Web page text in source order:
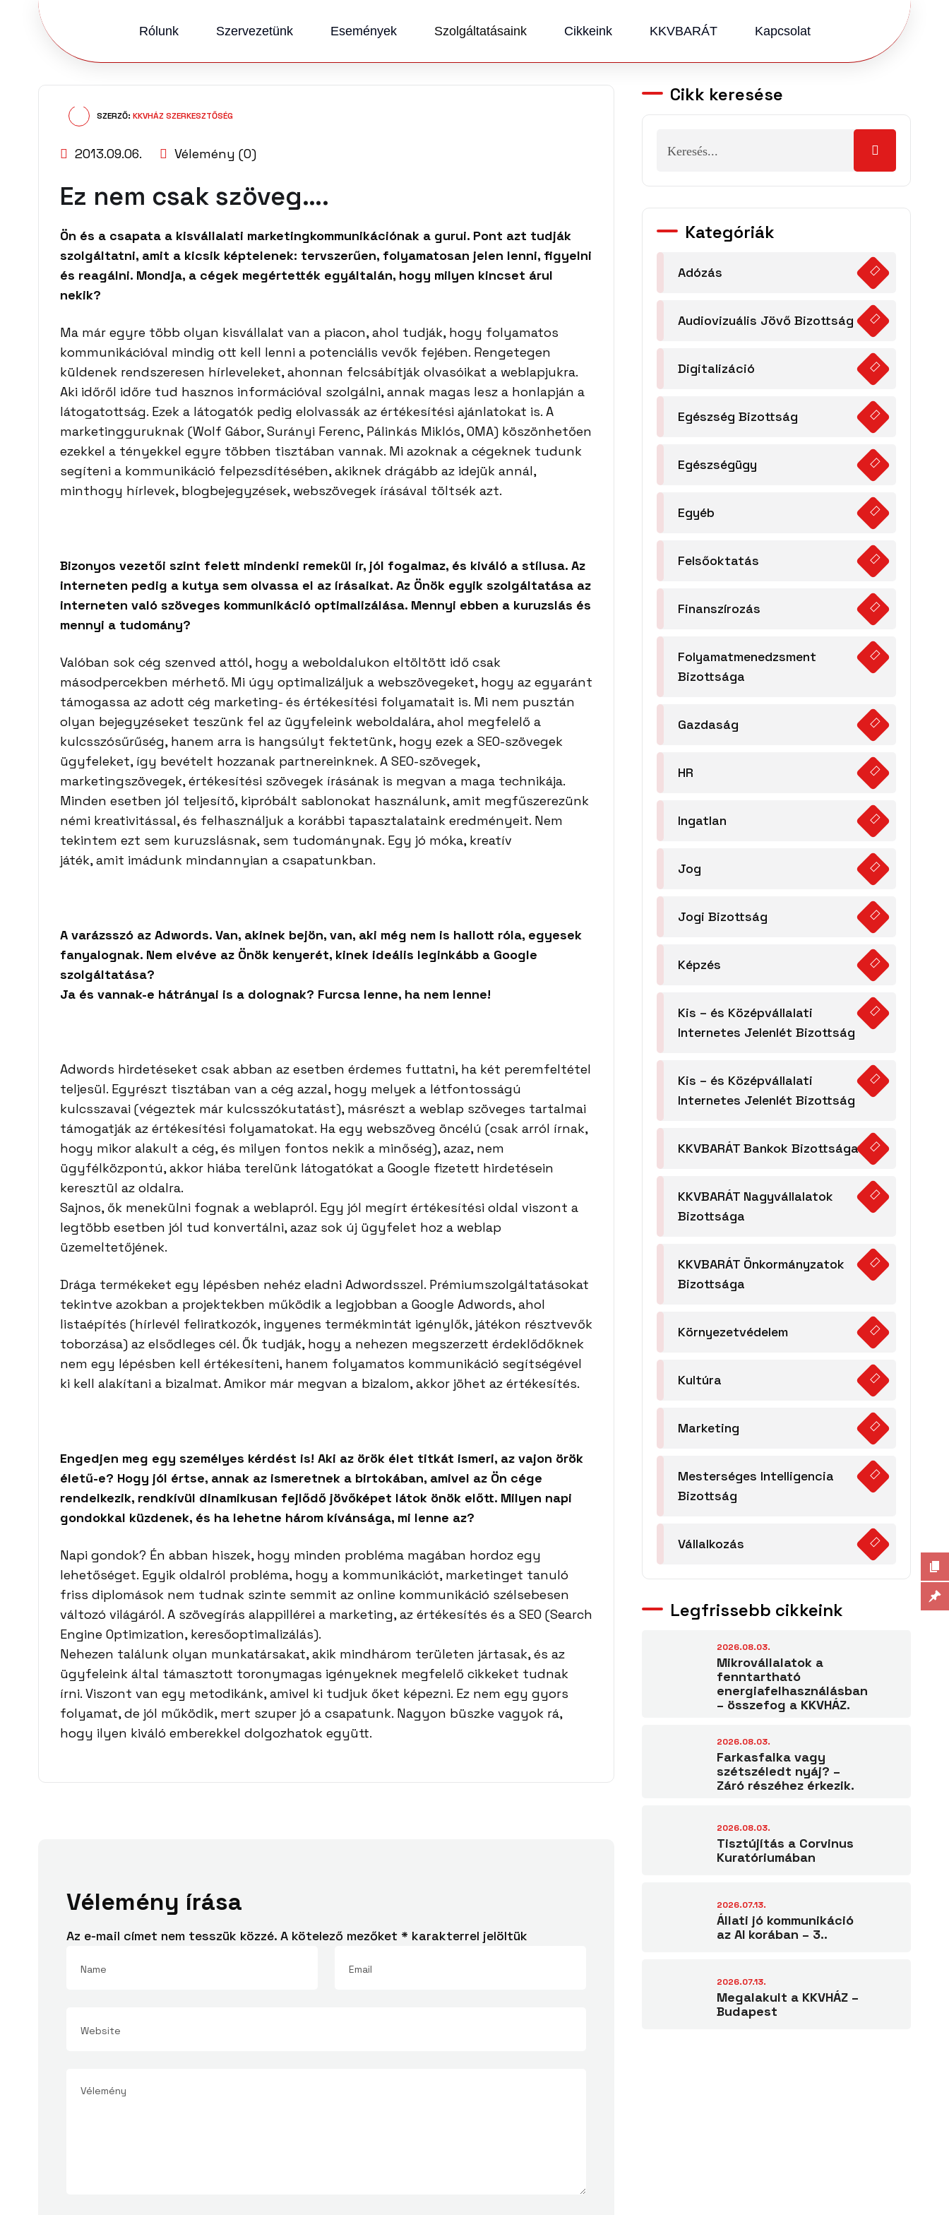
Rólunk Szervezetünk Események Szolgáltatásaink Cikkeink KKVBARÁT Kapcsolat
SZERZŐ: KKVHÁZ SZERKESZTŐSÉG
2013.09.06. Vélemény (0)
Ez nem csak szöveg….
Ön és a csapata a kisvállalati marketingkommunikációnak a gurui. Pont azt tudják
szolgáltatni, amit a kicsik képtelenek: tervszerűen, folyamatosan jelen lenni, figyelni
és reagálni. Mondja, a cégek megértették egyáltalán, hogy milyen kincset árul
nekik?
Ma már egyre több olyan kisvállalat van a piacon, ahol tudják, hogy folyamatos
kommunikációval mindig ott kell lenni a potenciális vevők fejében. Rengetegen
küldenek rendszeresen hírleveleket, ahonnan felcsábítják olvasóikat a weblapjukra.
Aki időről időre tud hasznos információval szolgálni, annak magas lesz a honlapján a
látogatottság. Ezek a látogatók pedig elolvassák az értékesítési ajánlatokat is. A
marketingguruknak (Wolf Gábor, Surányi Ferenc, Pálinkás Miklós, OMA) köszönhetően
ezekkel a tényekkel egyre többen tisztában vannak. Mi azoknak a cégeknek tudunk
segíteni a kommunikáció felpezsdítésében, akiknek drágább az idejük annál,
minthogy hírlevek, blogbejegyzések, webszövegek írásával töltsék azt.
Bizonyos vezetői szint felett mindenki remekül ír, jól fogalmaz, és kiváló a stílusa. Az
interneten pedig a kutya sem olvassa el az írásaikat. Az Önök egyik szolgáltatása az
interneten való szöveges kommunikáció optimalizálása. Mennyi ebben a kuruzslás és
mennyi a tudomány?
Valóban sok cég szenved attól, hogy a weboldalukon eltöltött idő csak
másodpercekben mérhető. Mi úgy optimalizáljuk a webszövegeket, hogy az egyaránt
támogassa az adott cég marketing- és értékesítési folyamatait is. Mi nem pusztán
olyan bejegyzéseket teszünk fel az ügyfeleink weboldalára, ahol megfelelő a
kulcsszósűrűség, hanem arra is hangsúlyt fektetünk, hogy ezek a SEO-szövegek
ügyfeleket, így bevételt hozzanak partnereinknek. A SEO-szövegek,
marketingszövegek, értékesítési szövegek írásának is megvan a maga technikája.
Minden esetben jól teljesítő, kipróbált sablonokat használunk, amit megfűszerezünk
némi kreativitással, és felhasználjuk a korábbi tapasztalataink eredményeit. Nem
tekintem ezt sem kuruzslásnak, sem tudománynak. Egy jó móka, kreatív
játék, amit imádunk mindannyian a csapatunkban.
A varázsszó az Adwords. Van, akinek bejön, van, aki még nem is hallott róla, egyesek
fanyalognak. Nem elvéve az Önök kenyerét, kinek ideális leginkább a Google
szolgáltatása?
Ja és vannak-e hátrányai is a dolognak? Furcsa lenne, ha nem lenne!
Adwords hirdetéseket csak abban az esetben érdemes futtatni, ha két peremfeltétel
teljesül. Egyrészt tisztában van a cég azzal, hogy melyek a létfontosságú
kulcsszavai (végeztek már kulcsszókutatást), másrészt a weblap szöveges tartalmai
támogatják az értékesítési folyamatokat. Ha egy webszöveg öncélú (csak arról írnak,
hogy mikor alakult a cég, és milyen fontos nekik a minőség), azaz, nem
ügyfélközpontú, akkor hiába terelünk látogatókat a Google fizetett hirdetésein
keresztül az oldalra.
Sajnos, ők menekülni fognak a weblapról. Egy jól megírt értékesítési oldal viszont a
legtöbb esetben jól tud konvertálni, azaz sok új ügyfelet hoz a weblap
üzemeltetőjének.
Drága termékeket egy lépésben nehéz eladni Adwordsszel. Prémiumszolgáltatásokat
tekintve azokban a projektekben működik a legjobban a Google Adwords, ahol
listaépítés (hírlevél feliratkozók, ingyenes termékmintát igénylők, játékon résztvevők
toborzása) az elsődleges cél. Ők tudják, hogy a nehezen megszerzett érdeklődőknek
nem egy lépésben kell értékesíteni, hanem folyamatos kommunikáció segítségével
ki kell alakítani a bizalmat. Amikor már megvan a bizalom, akkor jöhet az értékesítés.
Engedjen meg egy személyes kérdést is! Aki az örök élet titkát ismeri, az vajon örök
életű-e? Hogy jól értse, annak az ismeretnek a birtokában, amivel az Ön cége
rendelkezik, rendkívül dinamikusan fejlődő jövőképet látok önök előtt. Milyen napi
gondokkal küzdenek, és ha lehetne három kívánsága, mi lenne az?
Napi gondok? Én abban hiszek, hogy minden probléma magában hordoz egy
lehetőséget. Egyik oldalról probléma, hogy a kommunikációt, marketinget tanuló
friss diplomások nem tudnak szinte semmit az online kommunikáció szélsebesen
változó világáról. A szövegírás alappillérei a marketing, az értékesítés és a SEO (Search
Engine Optimization, keresőoptimalizálás).
Nehezen találunk olyan munkatársakat, akik mindhárom területen jártasak, és az
ügyfeleink által támasztott toronymagas igényeknek megfelelő cikkeket tudnak
írni. Viszont van egy metodikánk, amivel ki tudjuk őket képezni. Ez nem egy gyors
folyamat, de jól működik, mert szuper jó a csapatunk. Nagyon büszke vagyok rá,
hogy ilyen kiváló emberekkel dolgozhatok együtt.
Vélemény írása
Az e-mail címet nem tesszük közzé. A kötelező mezőket * karakterrel jelöltük
Cikk keresése
Kategóriák
Adózás
Audiovizuális Jövő Bizottság
Digitalizáció
Egészség Bizottság
Egészségügy
Egyéb
Felsőoktatás
Finanszírozás
Folyamatmenedzsment
Bizottsága
Gazdaság
HR
Ingatlan
Jog
Jogi Bizottság
Képzés
Kis – és Középvállalati
Internetes Jelenlét Bizottság
Kis – és Középvállalati
Internetes Jelenlét Bizottság
KKVBARÁT Bankok Bizottsága
KKVBARÁT Nagyvállalatok
Bizottsága
KKVBARÁT Önkormányzatok
Bizottsága
Környezetvédelem
Kultúra
Marketing
Mesterséges Intelligencia
Bizottság
Vállalkozás
Legfrissebb cikkeink
2026.08.03.
Mikrovállalatok a
fenntartható
energiafelhasználásban
– összefog a KKVHÁZ.
2026.08.03.
Farkasfalka vagy
szétszéledt nyáj? –
Záró részéhez érkezik.
2026.08.03.
Tisztújítás a Corvinus
Kuratóriumában
2026.07.13.
Állati jó kommunikáció
az AI korában – 3..
2026.07.13.
Megalakult a KKVHÁZ –
Budapest